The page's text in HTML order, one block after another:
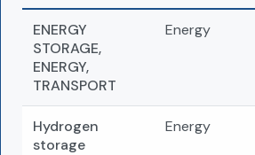
ENERGY
STORAGE,
ENERGY,
TRANSPORT
Energy
Hydrogen
storage
Energy